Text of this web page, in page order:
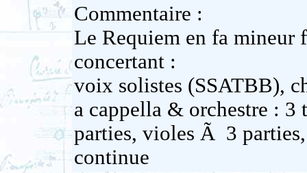
Commentaire :
Le Requiem en fa mineur
concertant :
voix solistes (SSATBB),
a cappella & orchestre :
parties, violes Ã 3 parties,
continue